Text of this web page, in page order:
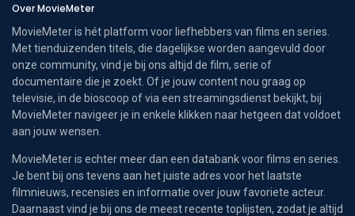
Over MovieMeter
MovieMeter is hét platform voor liefhebbers van films en series.
Met tienduizenden titels, die dagelijkse worden aangevuld door
onze community, vind je bij ons altijd de film, serie of
documentaire die je zoekt. Of je jouw content nou graag op
televisie, in de bioscoop of via een streamingsdienst bekijkt, bij
MovieMeter navigeer je in enkele klikken naar hetgeen dat voldoet
aan jouw wensen.
MovieMeter is echter meer dan een databank voor films en series.
Je bent bij ons tevens aan het juiste adres voor het laatste
filmnieuws, recensies en informatie over jouw favoriete acteur.
Daarnaast vind je bij ons de meest recente toplijsten, zodat je altijd